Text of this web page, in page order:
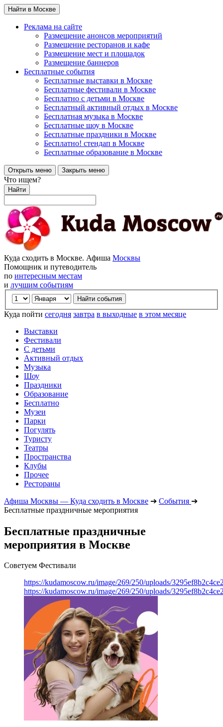
Найти в Москве
Реклама на сайте
Размещение анонсов мероприятий
Размещение ресторанов и кафе
Размещение мест и площадок
Размещение баннеров
Бесплатные события
Бесплатные выставки в Москве
Бесплатные фестивали в Москве
Бесплатно с детьми в Москве
Бесплатный активный отдых в Москве
Бесплатная музыка в Москве
Бесплатные шоу в Москве
Бесплатные праздники в Москве
Бесплатно! стендап в Москве
Бесплатные образование в Москве
Открыть меню Закрыть меню
Что ищем?
Найти
Куда сходить в Москве. Афиша Москвы
Помощник и путеводитель
по интересным местам
и лучшим событиям
Куда пойти сегодня завтра в выходные в этом месяце
Выставки
Фестивали
С детьми
Активный отдых
Музыка
Шоу
Праздники
Образование
Бесплатно
Музеи
Парки
Погулять
Туристу
Театры
Пространства
Клубы
Прочее
Рестораны
Афиша Москвы — Куда сходить в Москве ➔ События ➔
Бесплатные праздничные мероприятия
Бесплатные праздничные
мероприятия в Москве
Советуем Фестивали
https://kudamoscow.ru/image/269/250/uploads/
https://kudamoscow.ru/image/269/250/uploads/